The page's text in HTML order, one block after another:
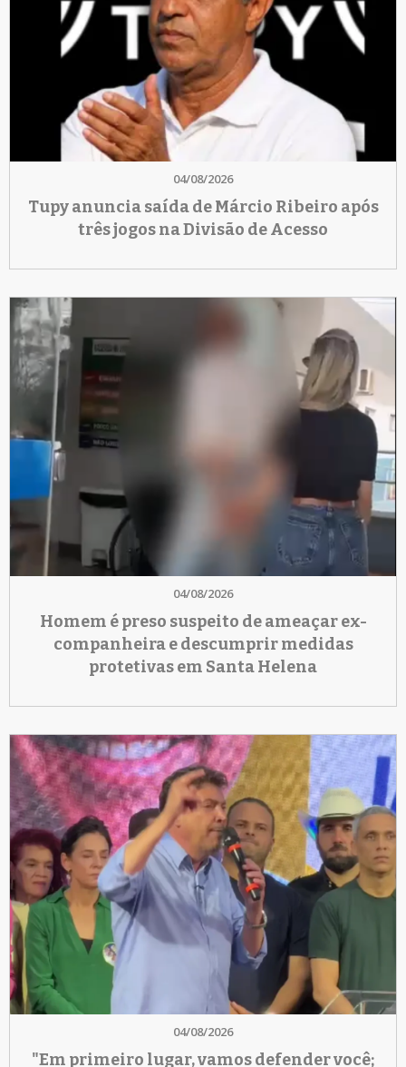
04/08/2026
Tupy anuncia saída de Márcio Ribeiro após
três jogos na Divisão de Acesso
04/08/2026
Homem é preso suspeito de ameaçar ex-
companheira e descumprir medidas
protetivas em Santa Helena
04/08/2026
"Em primeiro lugar, vamos defender você;